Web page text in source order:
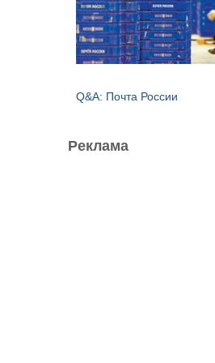
Q&A: Почта России
Реклама